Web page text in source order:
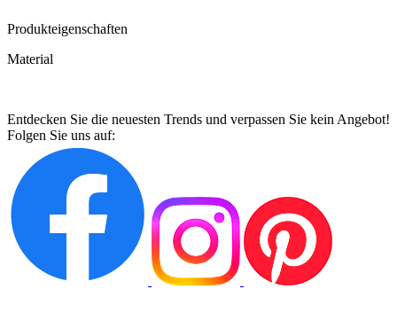
Produkteigenschaften
Material
Entdecken Sie die neuesten Trends und verpassen Sie kein Angebot!
Folgen Sie uns auf: